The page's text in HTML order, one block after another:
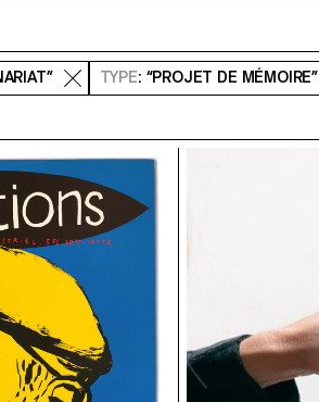
TYPE: “PROJET DE MÉMOIRE”